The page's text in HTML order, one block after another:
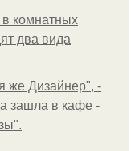
комнатных
два вида
же Дизайнер", -
зашла в кафе -